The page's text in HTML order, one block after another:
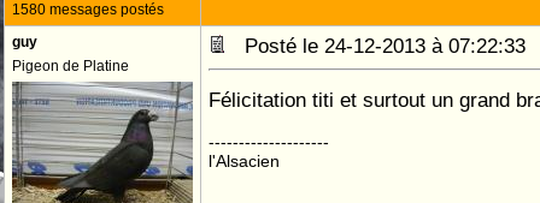
1580 messages postés
guy
Pigeon de Platine
Posté le 24-12-2013 à
Félicitation titi et surtout un grand
--------------------
l'Alsacien